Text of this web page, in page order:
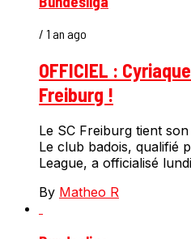
/ 1 an ago
OFFICIEL :
Freiburg !
Le SC Freiburg tient
Le club badois, qualifié
League, a officialisé
By Matheo R